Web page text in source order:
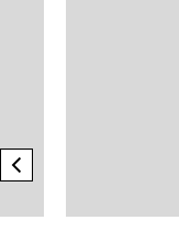
previous element